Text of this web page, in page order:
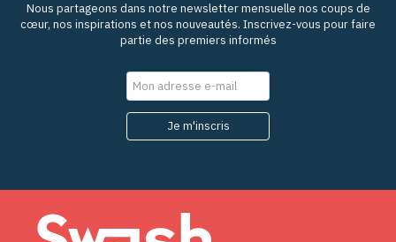
Nous partageons dans notre newsletter mensuelle nos coups de
cœur, nos inspirations et nos nouveautés. Inscrivez-vous pour faire
partie des premiers informés